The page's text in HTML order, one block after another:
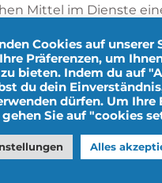
Mittel im Dienste
der nun der Schutz
unserer Souveränität
Zu viele
der Zukunft
Schwäche von
Cookies auf unserer
Präferenzen, um
bieten. Indem du auf
du dein
dürfen. Um
gehen Sie auf "cookies
Alles